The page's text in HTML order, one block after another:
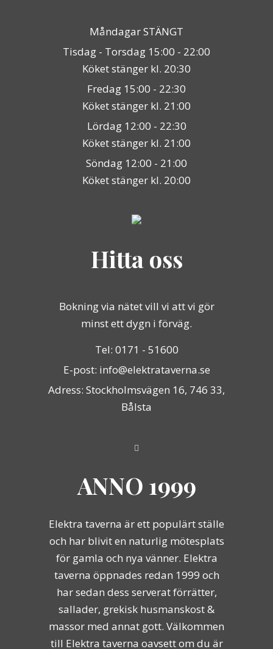
Måndagar STÄNGT
Tisdag - Torsdag 15:00 - 22:00
Köket stänger kl. 20:30
Fredag 15:00 - 22:30
Köket stänger kl. 21:00
Lördag 12:00 - 22:30
Köket stänger kl. 21:00
Söndag 12:00 - 21:00
Köket stänger kl. 20:00
Hitta oss
Bokning via nätet vill vi att vi gör
minst ett dygn i förväg.
Tel: 0171 - 51600
E-post: info@elektrataverna.se
Adress: Stockholmsvägen 16, 746 33,
Bålsta
ANNO 1999
Elektra taverna är ett populärt ställe
och har blivit en naturlig mötesplats
för gamla och nya vänner. Elektra
taverna öppnades redan 1999 och
har sedan dess serverat förrätter,
sallader, grekisk husmanskost &
massor med annat gott. Välkommen
till Elektra taverna oavsett om du är